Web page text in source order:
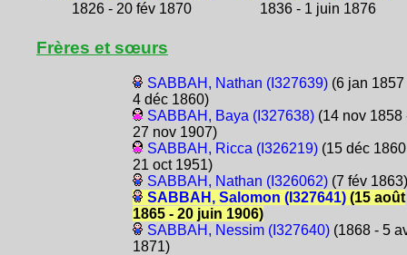
1826 - 20 fév 1870
1836 - 1 juin 1876
Frères et sœurs
SABBAH, Nathan (I327639)(6 jan 1857
4 déc 1860)
SABBAH, Baya (I327638)(14 nov 1858
27 nov 1907)
SABBAH, Ricca (I326219)(15 déc
21 oct 1951)
SABBAH, Nathan (I326062)(7 fév 1863)
SABBAH, Salomon (I327641)(15 août
1865 - 20 juin 1906)
SABBAH, Nessim (I327640)(1868 - 5
1871)